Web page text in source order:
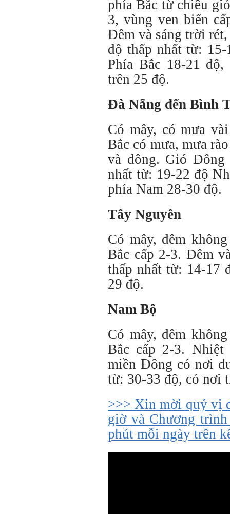
phía Bắc từ chiều
3, vùng ven biển
Đêm và sáng trời
độ thấp nhất từ:
Phía Bắc 18-21
trên 25 độ.
Đà Nẵng đến Bình
Có mây, có mưa
Bắc có mưa, mưa
và dông. Gió Đông
nhất từ: 19-22 độ
phía Nam 28-30 độ.
Tây Nguyên
Có mây, đêm
Bắc cấp 2-3. Đêm
thấp nhất từ: 14-17
29 độ.
Nam Bộ
Có mây, đêm
Bắc cấp 2-3.
miền Đông có nơi
từ: 30-33 độ, có nơi
>>> Xin mời quý vị
giờ và Chương
phút mỗi ngày trên